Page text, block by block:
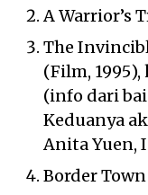
A Warrior’s
The
(Film,
(info dari
Keduanya
Anita Yuen,
Border